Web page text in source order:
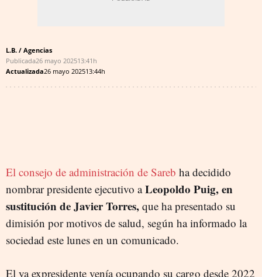
L.B. / Agencias
Publicada26 mayo 202513:41h
Actualizada26 mayo 202513:44h
El consejo de administración de Sareb ha decidido
nombrar presidente ejecutivo aLeopoldo Puig, en
sustitución de Javier Torres, que ha presentado su
dimisión por motivos de salud, según ha informado la
sociedad este lunes en un comunicado.
El ya expresidente venía ocupando su cargo desde 2022